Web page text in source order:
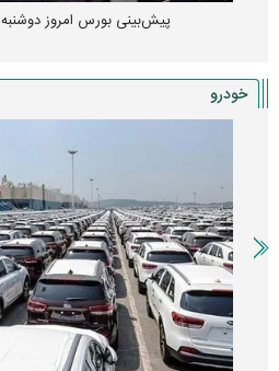
پیش‌بینی بورس امروز دوشنبه ۱۲ مرداد ماه ۱۴۰۵
خودرو